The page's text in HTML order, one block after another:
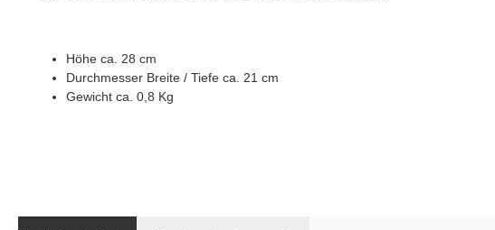
Höhe ca. 28 cm
Durchmesser Breite / Tiefe ca. 21 cm
Gewicht ca. 0,8 Kg